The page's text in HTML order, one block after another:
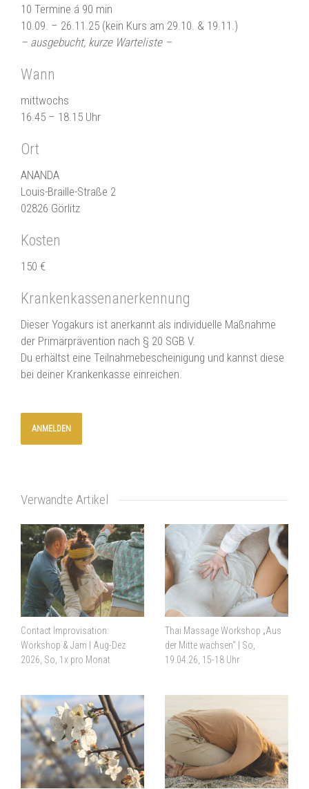
10 Termine á 90 min
10.09. – 26.11.25 (kein Kurs am 29.10. & 19.11.)
– ausgebucht, kurze Warteliste –
Wann
mittwochs
16.45 – 18.15 Uhr
Ort
ANANDA
Louis-Braille-Straße 2
02826 Görlitz
Kosten
150 €
Krankenkassenanerkennung
Dieser Yogakurs ist anerkannt als individuelle Maßnahme
der Primärprävention nach § 20 SGB V.
Du erhältst eine Teilnahmebescheinigung und kannst diese
bei deiner Krankenkasse einreichen.
ANMELDEN
Verwandte Artikel
Contact Improvisation:
Workshop & Jam | Aug-Dez
2026, So, 1x pro Monat
Thai Massage Workshop „Aus
der Mitte wachsen“ | So,
19.04.26, 15-18 Uhr
Bis dahin laufen bereits bestehende Begleitungen mit Coaching
und Körperarbeit weiter. Neue Klient*innen nehme ich aktuell
nicht mehr auf.
Thai Massagen, Kurse & Workshops finden aktuell bereits nicht
Contact Improvisation findet weiterhin statt!
Rosalind und Florian öffnen für euch weiterhin 1x im Monat in
Infos findet ihr wie gewohnt auf meiner Webseite unter
>>AKTUELLES
Babypause weiter geht, schau hier öfter mal vorbei und
Bescheid:
Alles Liebe & bis bald!
Julia